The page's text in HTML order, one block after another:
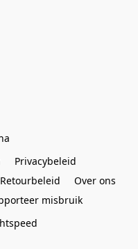
Privacybeleid
Retourbeleid
Over ons
misbruik